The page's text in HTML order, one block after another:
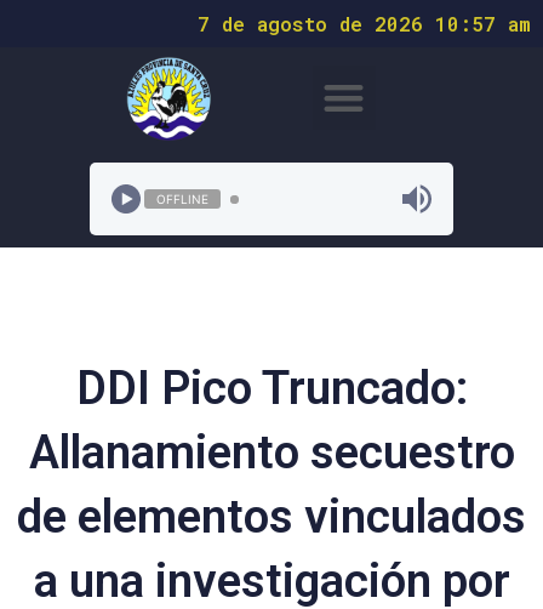
7 de agosto de 2026 10:57 am
OFFLINE
DDI Pico Truncado:
Allanamiento secuestro
de elementos vinculados
a una investigación por